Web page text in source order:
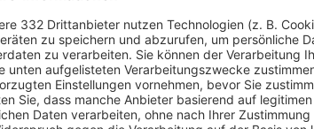
von
ab und belegt nun
weiterhin zwei Zähler auf dem Konto
gegnerischer AnlageSpVgg Attenkirchen
Lengdorf(19:30 Uhr).